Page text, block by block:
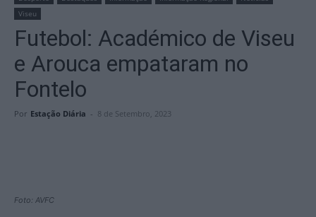
Viseu
Futebol: Académico de Viseu
e Arouca empataram no
Fontelo
Por Estação Diária - 8 de Setembro, 2023
Foto: AVFC